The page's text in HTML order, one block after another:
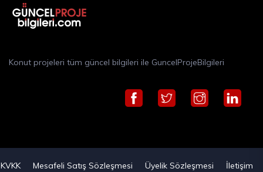
Konut projeleri tüm güncel bilgileri ile GuncelProjeBilgileri
KVKK Mesafeli Satış Sözleşmesi Üyelik Sözleşmesi İletişim